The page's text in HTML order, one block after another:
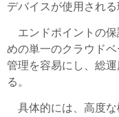
デバイスが使用される
エンドポイントの保
めの単一のクラウド
管理を容易にし、総
る。
具体的には、高度な